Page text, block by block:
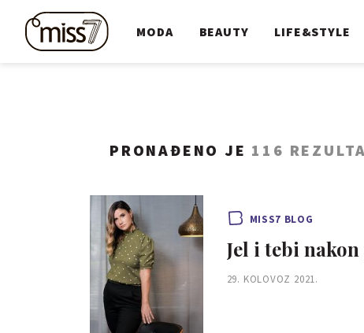
MODA BEAUTY LIFE&STYLE
PRONAĐENO JE 116
MISS7 BLOG
Jel i tebi
29. KOLOVOZ 2021.